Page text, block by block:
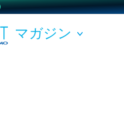
マガジン